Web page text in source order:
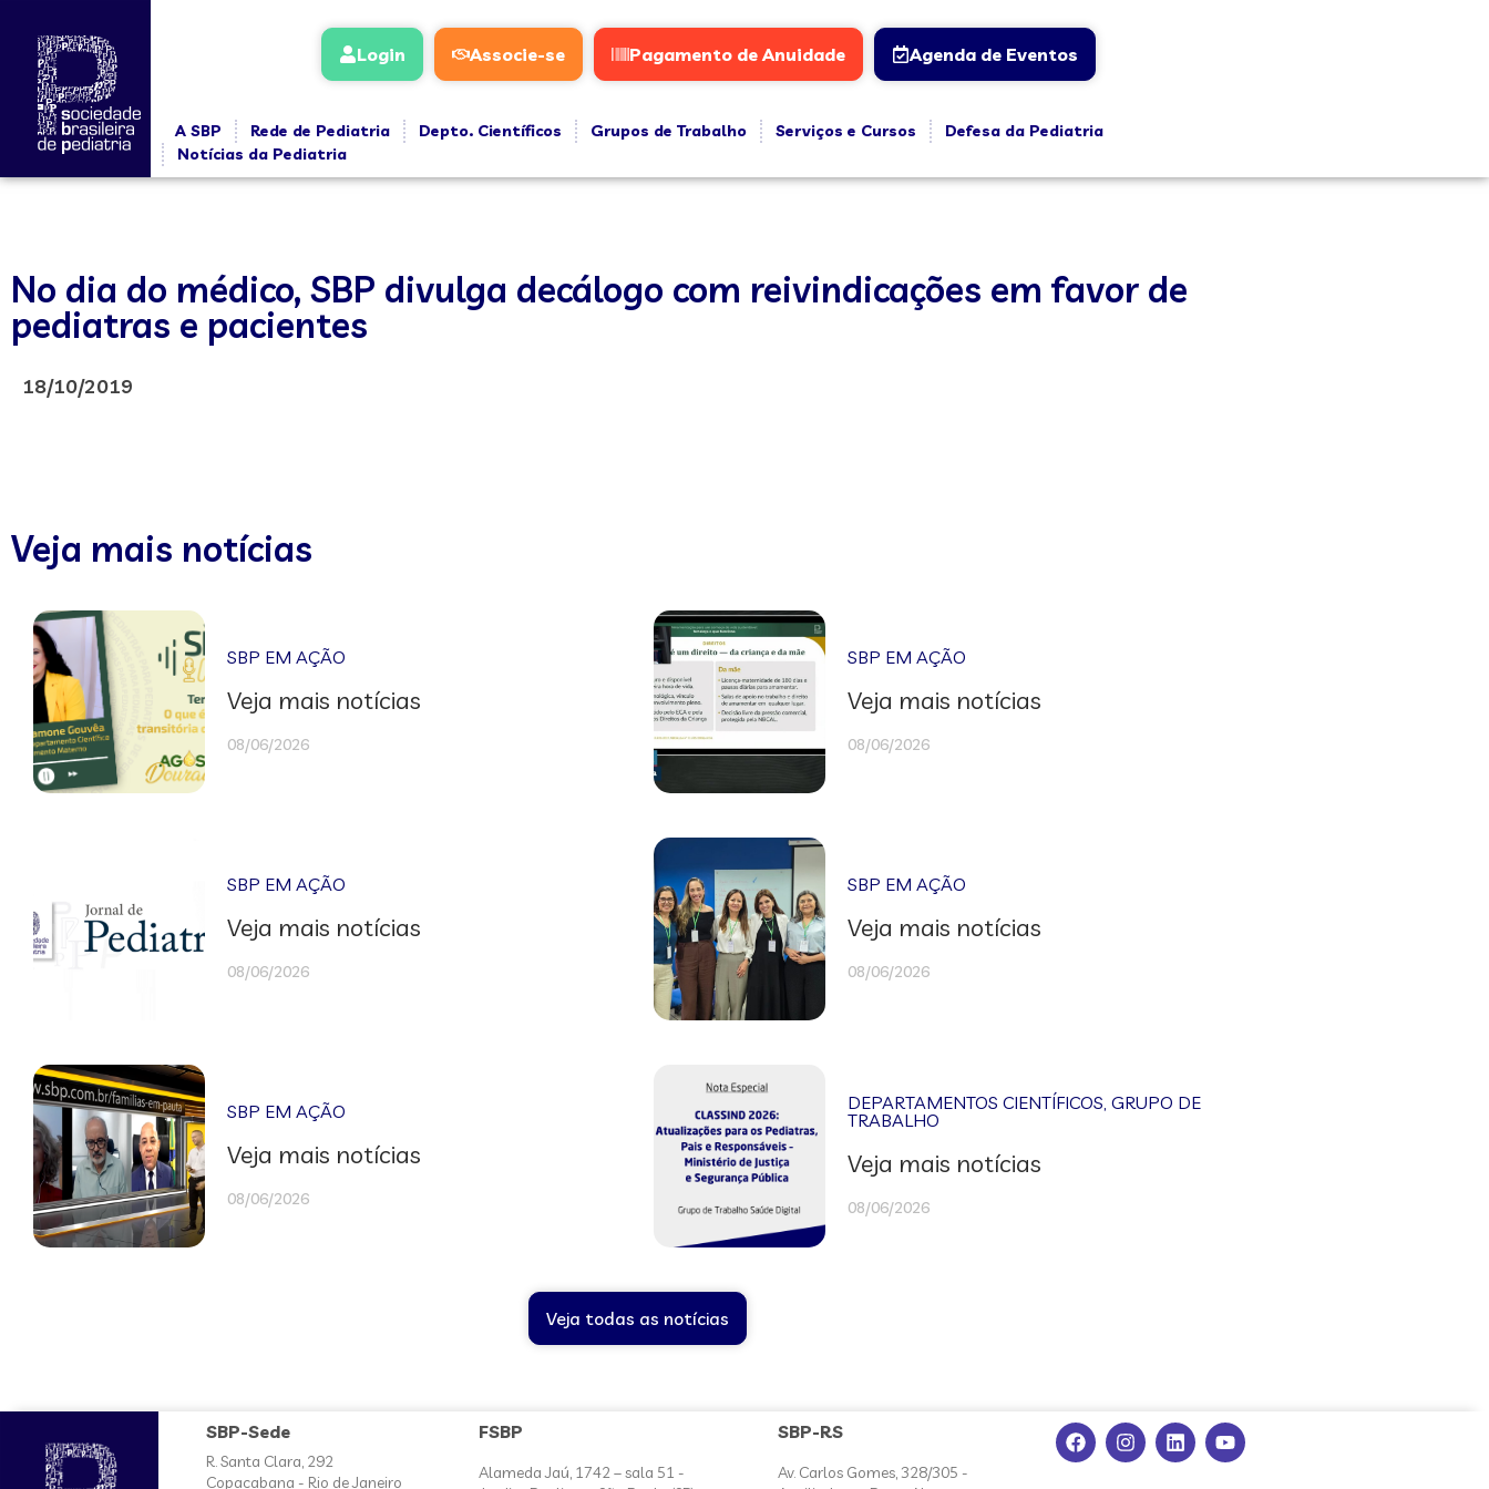
Login Associe-se Pagamento de Anuidade Agenda de Eventos
A SBP Rede de Pediatria Depto. Científicos Grupos de Trabalho Serviços e Cursos
Defesa da Pediatria
Notícias da Pediatria
No dia do médico, SBP divulga decálogo com reivindicações em favor de
pediatras e pacientes
18/10/2019
Veja mais notícias
SBP EM AÇÃO
Veja mais notícias
08/06/2026
SBP EM AÇÃO
Veja mais notícias
08/06/2026
SBP EM AÇÃO
Veja mais notícias
08/06/2026
SBP EM AÇÃO
Veja mais notícias
08/06/2026
SBP EM AÇÃO
Veja mais notícias
08/06/2026
DEPARTAMENTOS CIENTÍFICOS,GRUPO DE
TRABALHO
Veja mais notícias
08/06/2026
Veja todas as notícias
SBP-Sede
R. Santa Clara, 292
Copacabana - Rio de Janeiro
FSBP
Alameda Jaú, 1742 – sala 51 -
SBP-RS
Av. Carlos Gomes, 328/305 -